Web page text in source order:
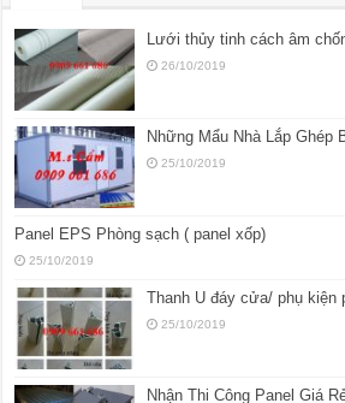
Lưới thủy tinh cách âm
26/10/2019
Những Mẩu Nhà Lắp Ghép
25/10/2019
Panel EPS Phòng sạch ( panel xốp)
25/10/2019
Thanh U đáy cửa/ phụ kiện
25/10/2019
Nhận Thi Công Panel Giá